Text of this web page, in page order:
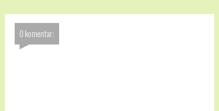
0 komentar: